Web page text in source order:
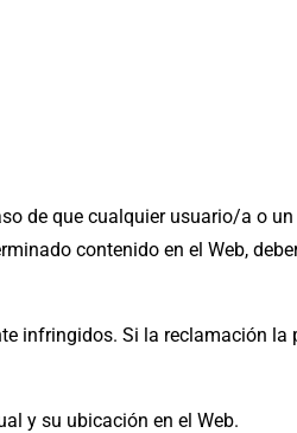
de que cualquier usuario/a o
contenido en el Web,
infringidos. Si la reclamación
y su ubicación en el Web.